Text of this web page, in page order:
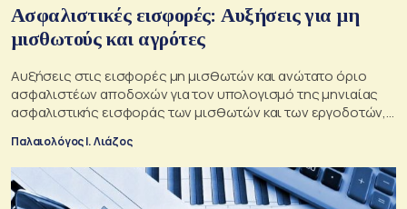
Ασφαλιστικές εισφορές: Αυξήσεις για μη
μισθωτούς και αγρότες
Αυξήσεις στις εισφορές μη μισθωτών και ανώτατο όριο
ασφαλιστέων αποδοχών για τον υπολογισμό της μηνιαίας
ασφαλιστικής εισφοράς των μισθωτών και των εργοδοτών,
Παλαιολόγος Ι. Λιάζος